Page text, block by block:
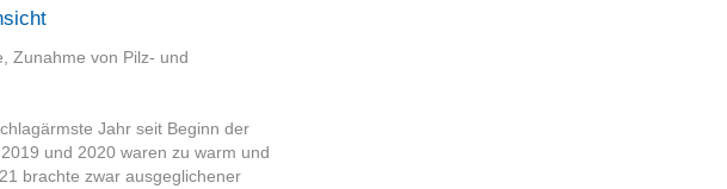
Zunahme von Pilz- und
Jahr seit Beginn der
und 2020 waren zu warm und
brachte zwar ausgeglichener